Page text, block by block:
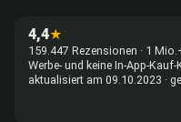
4,4★
159.447 Rezensionen · 1
Werbe- und keine In-App-
aktualisiert am 09.10.2023 ·